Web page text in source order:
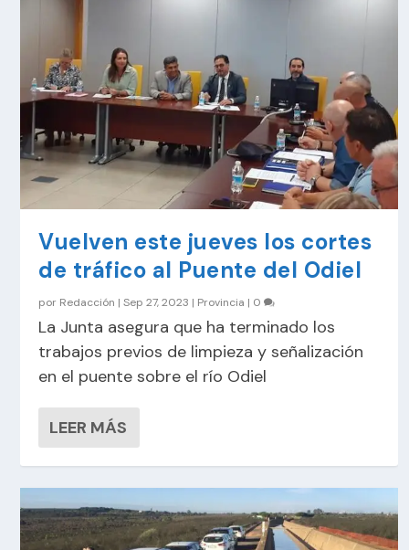
Vuelven este jueves los cortes
de tráfico al Puente del Odiel
por Redacción |Sep 27, 2023 | Provincia | 0
La Junta asegura que ha terminado los
trabajos previos de limpieza y señalización
en el puente sobre el río Odiel
LEER MÁS